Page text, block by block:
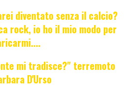
diventato senza il calcio?
rock, io ho il mio modo per
mi tradisce?" terremoto
D'Urso